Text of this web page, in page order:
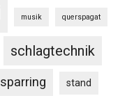
musik querspagat
schlagtechnik
sparring stand